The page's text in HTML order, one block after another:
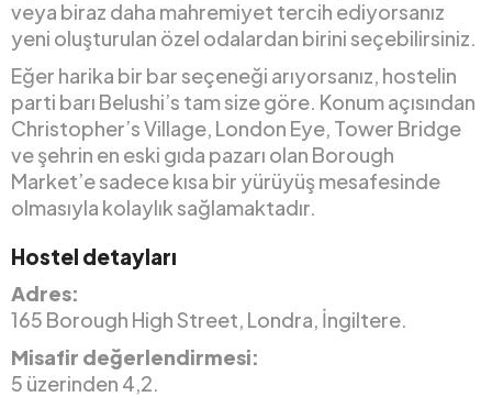
veya biraz daha mahremiyet tercih ediyorsanız
yeni oluşturulan özel odalardan birini seçebilirsiniz.
Eğer harika bir bar seçeneği arıyorsanız, hostelin
parti barı Belushi’s tam size göre. Konum açısından
Christopher’s Village, London Eye, Tower Bridge
ve şehrin en eski gıda pazarı olan Borough
Market’e sadece kısa bir yürüyüş mesafesinde
olmasıyla kolaylık sağlamaktadır.
Hostel detayları
Adres:
165 Borough High Street, Londra, İngiltere.
Misafir değerlendirmesi:
5 üzerinden 4,2.